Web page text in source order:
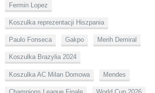
Fermin Lopez
Koszulka reprezentacji Hiszpania
Paulo Fonseca Gakpo Merih Demiral
Koszulka Brazylia 2024
Koszulka AC Milan Domowa Mendes